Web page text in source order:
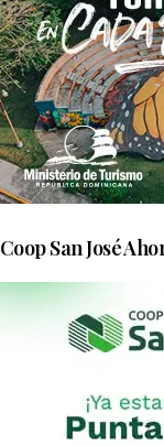
Coop San José